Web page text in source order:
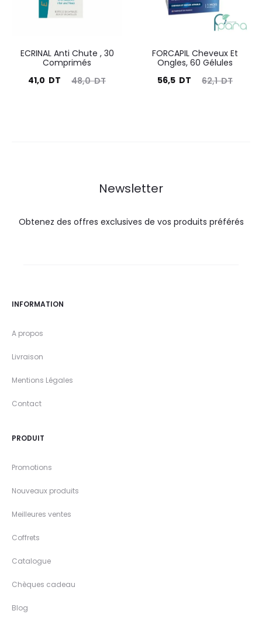
ECRINAL Anti Chute , 30
Comprimés
48,0DT
Le
41,0 DT
FORCAPIL Cheveux Et
Ongles, 60 Gélules
62,1DT
Le
56,5 DT
Newsletter
Obtenez des offres exclusives de vos produits préférés
INFORMATION
A propos
Livraison
Mentions Légales
Contact
PRODUIT
Promotions
Nouveaux produits
Meilleures ventes
Coffrets
Catalogue
Chèques cadeau
Blog